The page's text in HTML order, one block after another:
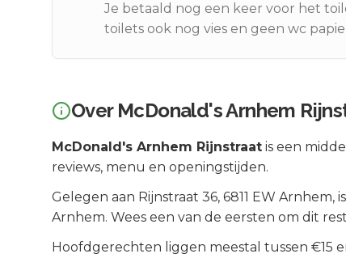
Je betaald nog een keer voor het
toilets ook nog vies en geen wc
Over McDonald's Arnhem
McDonald's Arnhem Rijnstraat is een
reviews, menu en openingstijden.
Gelegen aan Rijnstraat 36, 6811 EW Arnhem, is
Arnhem. Wees een van de eersten om dit
Hoofdgerechten liggen meestal tussen €15